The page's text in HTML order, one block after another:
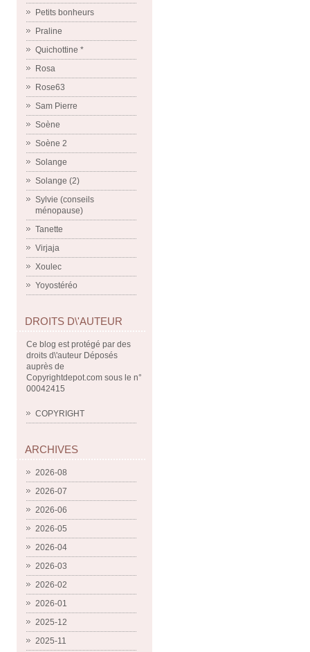
Petits bonheurs
Praline
Quichottine *
Rosa
Rose63
Sam Pierre
Soène
Soène 2
Solange
Solange (2)
Sylvie (conseils
ménopause)
Tanette
Virjaja
Xoulec
Yoyostéréo
DROITS D\'AUTEUR
Ce blog est protégé par des
droits d\'auteur Déposés
auprès de
Copyrightdepot.com sous le n°
00042415
COPYRIGHT
ARCHIVES
2026-08
2026-07
2026-06
2026-05
2026-04
2026-03
2026-02
2026-01
2025-12
2025-11